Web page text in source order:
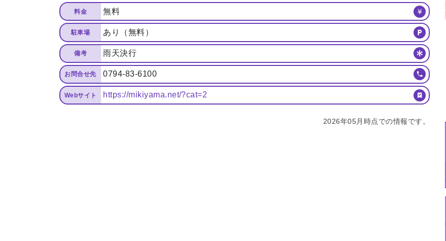
料金 無料
駐車場 あり（無料）
備考 雨天決行
お問合せ先 0794-83-6100
Webサイト https://mikiyama.net/?cat=2
2026年05月時点での情報です。